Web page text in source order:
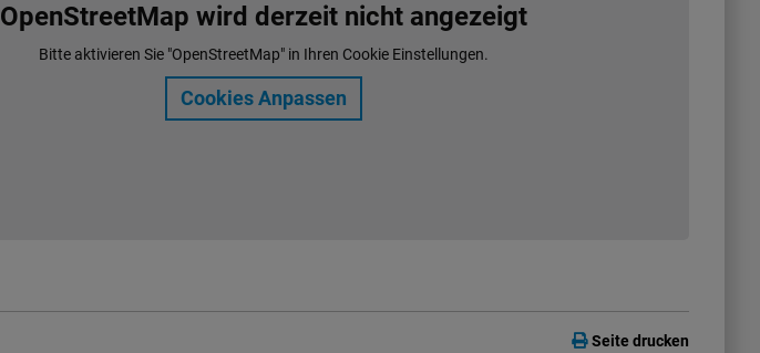
OpenStreetMap wird derzeit nicht angezeigt
Bitte aktivieren Sie "OpenStreetMap" in Ihren Cookie Einstellungen.
Cookies Anpassen
Seite drucken